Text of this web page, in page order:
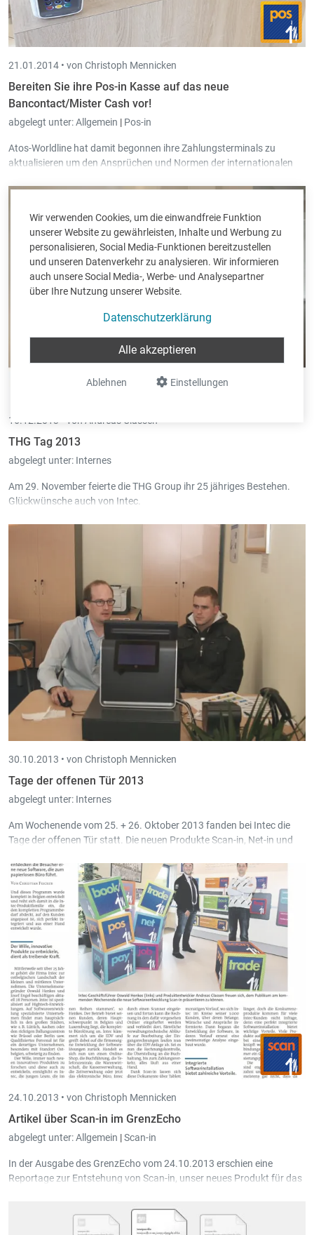
Wir verwenden Cookies, um die einwandfreie Funktion
unserer Website zu gewährleisten, Inhalte und Werbung zu
personalisieren, Social Media-Funktionen bereitzustellen
und unseren Datenverkehr zu analysieren. Wir informieren
auch unsere Social Media-, Werbe- und Analysepartner
über Ihre Nutzung unserer Website.
Datenschutzerklärung
Einstellungen
Ablehnen
Alle akzeptieren
21.01.2014 • von Christoph Mennicken
Bereiten Sie ihre Pos-in Kasse auf das neue
Bancontact/Mister Cash vor!
abgelegt unter:Allgemein | Pos-in
Atos-Worldline hat damit begonnen ihre Zahlungsterminals zu
aktualisieren um den Ansprüchen und Normen der internationalen
März 2014 alle Zahlungen via Bancontact/Mister Cash mit einem
oder MasterCard.
16.12.2013 • von Andreas Classen
THG Tag 2013
abgelegt unter: Internes
Am 29. November feierte dieTHG Group ihr25 jähriges Bestehen.
Glückwünsche auch von Intec.
30.10.2013 • von Christoph Mennicken
Tage der offenen Tür 2013
abgelegt unter: Internes
Am Wochenende vom 25. + 26. Oktober 2013 fanden bei Intec die
Tage der offenen Tür statt. Die neuen Produkte Scan-in, Net-in und
24.10.2013 • von Christoph Mennicken
Artikel über Scan-in im GrenzEcho
abgelegt unter:Allgemein |Scan-in
In der Ausgabe des GrenzEcho vom 24.10.2013 erschien eine
Reportage zur Entstehung von Scan-in, unser neues Produkt für das